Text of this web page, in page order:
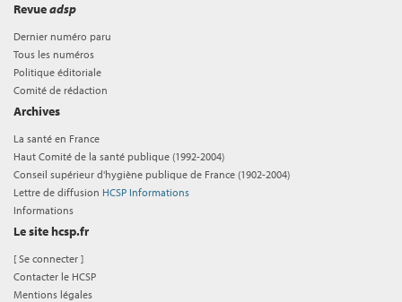
Revueadsp
Dernier numéro paru
Tous les numéros
Politique éditoriale
Comité de rédaction
Archives
La santé en France
Haut Comité de la santé publique (1992-2004)
Conseil supérieur d'hygiène publique de France (1902-2004)
Lettre de diffusion HCSP Informations
Informations
Le site hcsp.fr
[Se connecter ]
Contacter le HCSP
Mentions légales